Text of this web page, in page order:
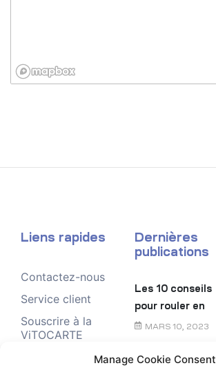
Manage Cookie Consent
Liens rapides
Contactez-nous
Service client
Souscrire à la
ViTOCARTE
Dernières
publications
Les 10 conseils
pour rouler en
toute sécurité
MARS 10, 2023
Le chèque